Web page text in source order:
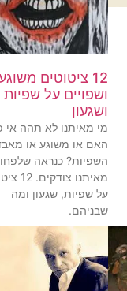
12 ציטוטים
ושפויים על שפיות
ושגעון
מי מאיתנו לא תהה אי
האם או משוגע או
השפיות? כנראה
מאיתנו
על שפיות, שגעון ומה
שבניהם.